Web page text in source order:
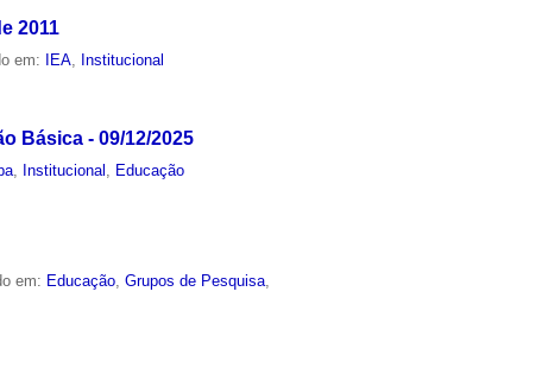
2011
em: IEA, Institucional
Básica - 09/12/2025
Institucional Educação
em: Educação ,Grupos de Pesquisa